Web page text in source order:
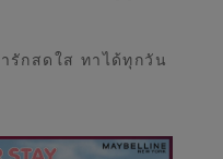
รักสดใส ทาได้ทุกวัน